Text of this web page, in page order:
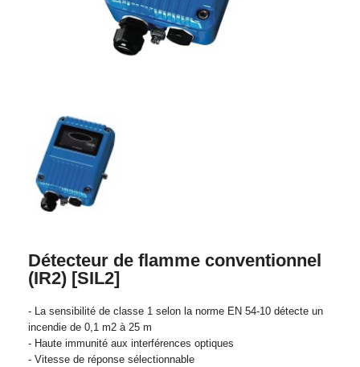
Détecteur de flamme conventionnel
(IR2) [SIL2]
- La sensibilité de classe 1 selon la norme EN 54-10 détecte un
incendie de 0,1 m2 à 25 m
- Haute immunité aux interférences optiques
- Vitesse de réponse sélectionnable